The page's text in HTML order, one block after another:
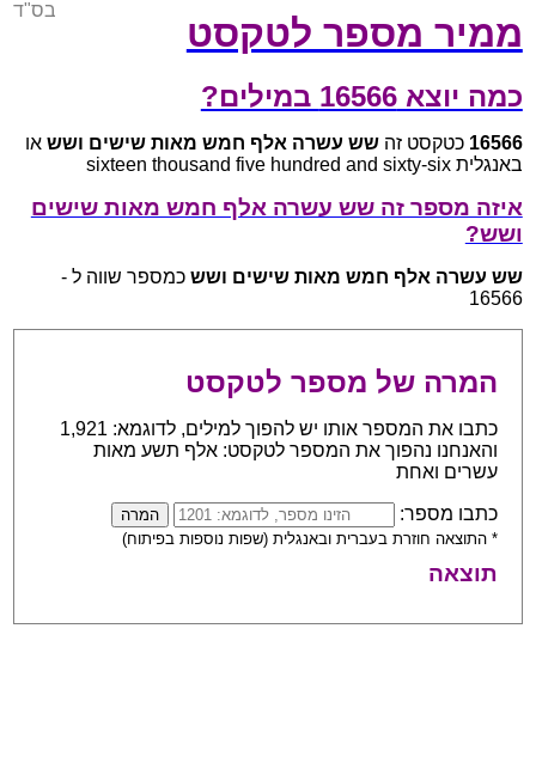
ממיר מספר לטקסט
בס"ד
כמה יוצא 16566 במילים?
16566 כטקסט זהשש עשרה אלף חמש מאות שישים ושש או
באנגלית sixteen thousand five hundred and sixty-six
איזה מספר זה שש עשרה אלף חמש מאות שישים
ושש?
שש עשרה אלף חמש מאות שישים ושש כמספר שווה ל -
16566
המרה של מספר לטקסט
כתבו את המספר אותו יש להפוך למילים, לדוגמא: 1,921
והאנחנו נהפוך את המספר לטקסט: אלף תשע מאות
עשרים ואחת
כתבו מספר:
* התוצאה חוזרת בעברית ובאנגלית (שפות נוספות בפיתוח)
תוצאה